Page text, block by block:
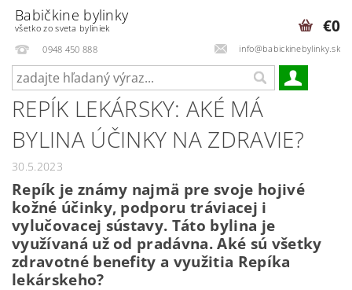
Babičkine bylinky
všetko zo sveta byliniek
0948 450 888
info@babickinebylinky.sk
€0
REPÍK LEKÁRSKY: AKÉ MÁ
BYLINA ÚČINKY NA ZDRAVIE?
30.5.2023
Repík je známy najmä pre svoje hojivé
kožné účinky, podporu tráviacej i
vylučovacej sústavy. Táto bylina je
využívaná už od pradávna. Aké sú všetky
zdravotné benefity a využitia Repíka
lekárskeho?